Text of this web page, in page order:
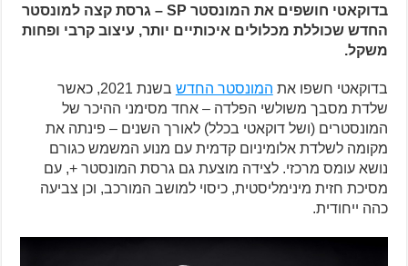
בדוקאטי חושפים את המונסטר SP – גרסת קצה למונסטר
החדש שכוללת מכלולים איכותיים יותר, עיצוב קרבי ופחות
משקל.
בדוקאטי חשפו את המונסטר החדש
בשנת 2021, כאשר
שלדת מסבך משולשי הפלדה – אחד מסימני ההיכר של
המונסטרים (ושל דוקאטי בכלל) לאורך השנים – פינתה את
מקומה לשלדת אלומיניום קדמית עם מנוע המשמש כגורם
נושא עומס מרכזי. לצידה מוצעת גם גרסת המונסטר +, עם
מסיכת חזית מינימליסטית, כיסוי למושב המורכב, וכן צביעה
כהה ייחודית.